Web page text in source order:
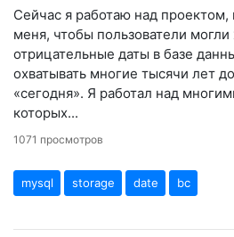
Сейчас я работаю над проектом,
меня, чтобы пользователи могли
отрицательные даты в базе
охватывать многие тысячи лет
«сегодня». Я работал над
которых...
1071 просмотров
mysql storage date bc